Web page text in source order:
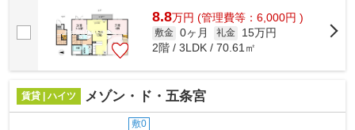
8.8万円 (管理費等：6,000円 )
敷金 0ヶ月 礼金
15万円
2階 / 3LDK / 70.61㎡
賃貸 | ハイツ メゾン・ド・五条宮
敷0